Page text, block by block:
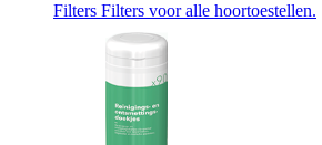
Filters Filters voor alle hoortoestellen.